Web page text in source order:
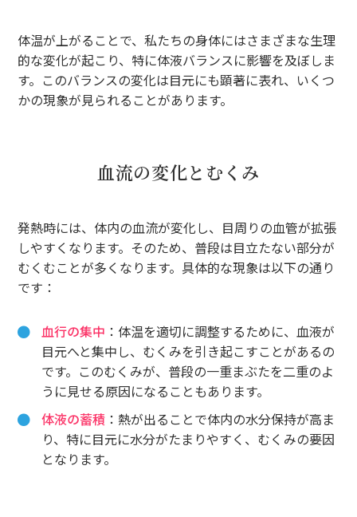
体温が上がることで、私たちの身体にはさまざまな生理
的な変化が起こり、特に体液バランスに影響を及ぼしま
す。このバランスの変化は目元にも顕著に表れ、いくつ
かの現象が見られることがあります。
血流の変化とむくみ
発熱時には、体内の血流が変化し、目周りの血管が拡張
しやすくなります。そのため、普段は目立たない部分が
むくむことが多くなります。具体的な現象は以下の通り
です：
血行の集中 ：体温を適切に調整するために、血液が
目元へと集中し、むくみを引き起こすことがあるの
です。このむくみが、普段の一重まぶたを二重のよ
うに見せる原因になることもあります。
体液の蓄積 ：熱が出ることで体内の水分保持が高ま
り、特に目元に水分がたまりやすく、むくみの要因
となります。